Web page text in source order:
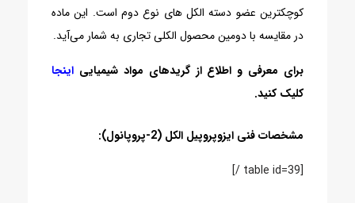
کوچکترین عضو دسته الکل های نوع دوم است. این ماده
در مقایسه با دومین محصول الکلی تجاری به شمار می‌آید.
برای معرفی و اطلاع از گریدهای مواد شیمیایی اینجا
کلیک کنید.
مشخصات فنی ایزوپروپیل الکل (2-پروپانول):
[table id=39 /]